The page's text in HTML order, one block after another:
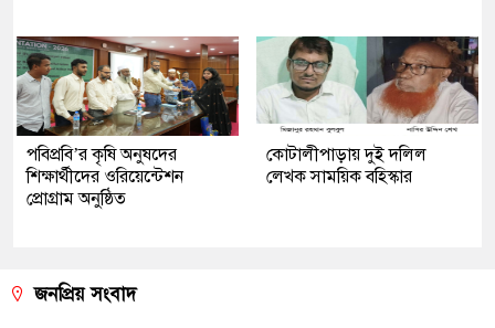
পবিপ্রবি’র কৃষি অনুষদের
শিক্ষার্থীদের ওরিয়েন্টেশন
প্রোগ্রাম অনুষ্ঠিত
কোটালীপাড়ায় দুই দলিল
লেখক সাময়িক বহিস্কার
জনপ্রিয় সংবাদ